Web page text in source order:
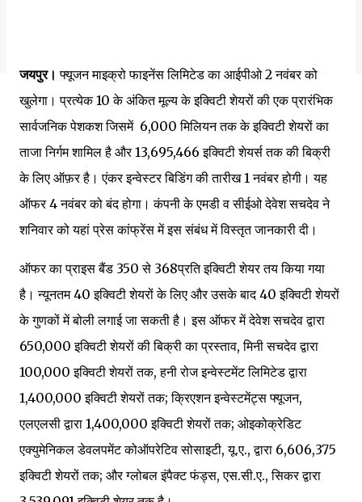
जयपुर। फ्यूजन माइक्रो फाइनेंस लिमिटेड का आईपीओ 2 नवंबर को
खुलेगा। प्रत्येक ₹10 के अंकित मूल्य के इक्विटी शेयरों की एक प्रारंभिक
सार्वजनिक पेशकश जिसमें ₹ 6,000 मिलियन तक के इक्विटी शेयरों का
ताजा निर्गम शामिल है और 13,695,466 इक्विटी शेयर्स तक की बिक्री
के लिए ऑफ़र है। एंकर इन्वेस्टर बिडिंग की तारीख 1 नवंबर होगी। यह
ऑफर 4 नवंबर को बंद होगा। कंपनी के एमडी व सीईओ देवेश सचदेव ने
शनिवार को यहां प्रेस कांफ्रेंस में इस संबंध में विस्तृत जानकारी दी।
ऑफर का प्राइस बैंड ₹350 से ₹368प्रति इक्विटी शेयर तय किया गया
है। न्यूनतम 40 इक्विटी शेयरों के लिए और उसके बाद 40 इक्विटी शेयरों
के गुणकों में बोली लगाई जा सकती है। इस ऑफर में देवेश सचदेव द्वारा
650,000 इक्विटी शेयरों की बिक्री का प्रस्ताव, मिनी सचदेव द्वारा
100,000 इक्विटी शेयरों तक, हनी रोज इन्वेस्टमेंट लिमिटेड द्वारा
1,400,000 इक्विटी शेयरों तक; क्रिएशन इन्वेस्टमेंट्स फ्यूजन,
एलएलसी द्वारा 1,400,000 इक्विटी शेयरों तक; ओइकोक्रेडिट
एक्युमेनिकल डेवलपमेंट कोऑपरेटिव सोसाइटी, यू.ए., द्वारा 6,606,375
इक्विटी शेयरों तक; और ग्लोबल इंपैक्ट फंड्स, एस.सी.ए., सिकर द्वारा